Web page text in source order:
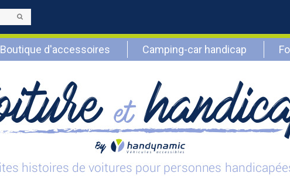
Boutique d'accessoires Camping-car handicap